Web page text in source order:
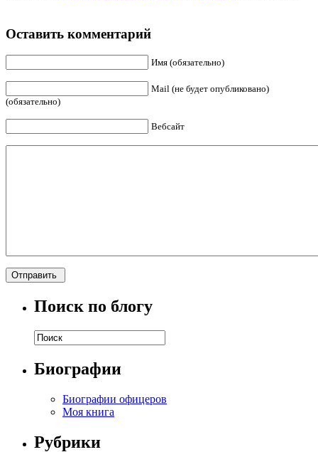
Оставить комментарий
Имя (обязательно)
Mail (не будет опубликовано)
(обязательно)
Вебсайт
Поиск по блогу
Биографии
Биографии офицеров
Моя книга
Рубрики